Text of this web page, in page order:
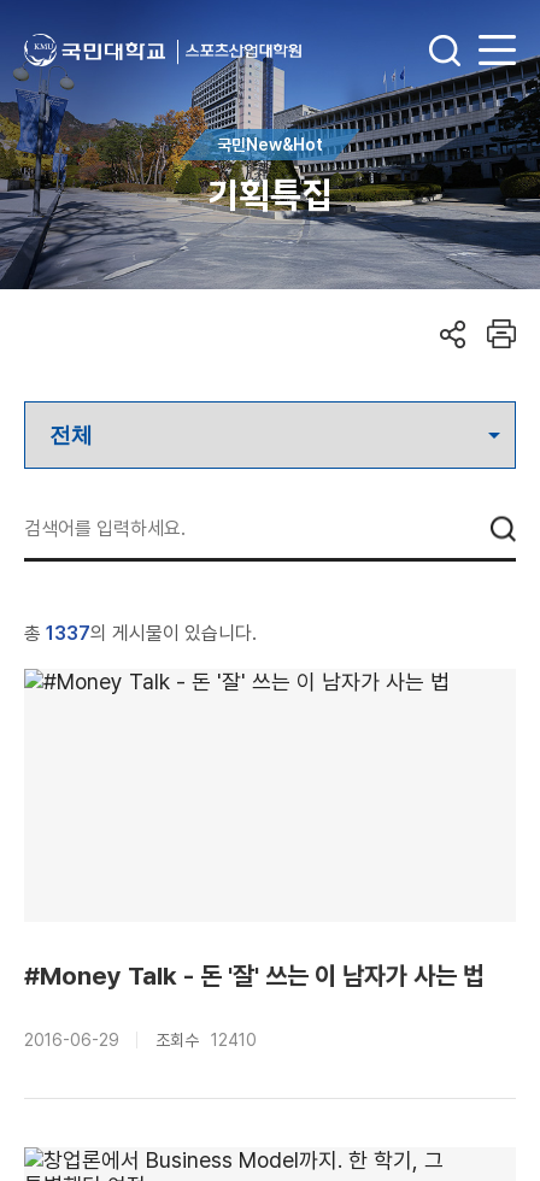
국민New&Hot
기획특집
총 1337의 게시물이 있습니다.
#Money Talk - 돈 '잘' 쓰는 이 남자가 사는 법
2016-06-29 조회수 12410